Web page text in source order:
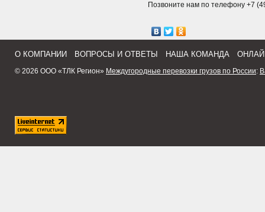
Позвоните нам по телефону +7
О КОМПАНИИ ВОПРОСЫ И ОТВЕТЫ НАША КОМАНДА
© 2026 ООО «ТЛК Регион» Междугородные перевозки грузов по России: